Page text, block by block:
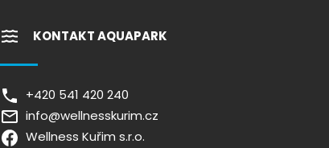
KONTAKT AQUAPARK
+420 541 420 240
info@wellnesskurim.cz
Wellness Kuřim s.r.o.